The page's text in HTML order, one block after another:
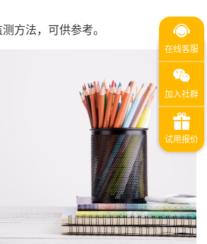
方法，可供参考。